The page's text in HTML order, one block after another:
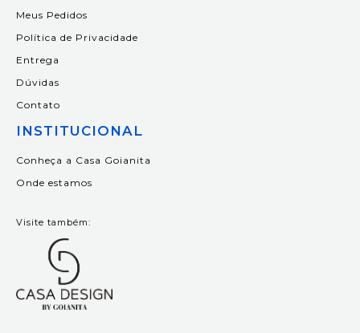
Meus Pedidos
Política de Privacidade
Entrega
Dúvidas
Contato
INSTITUCIONAL
Conheça a Casa Goianita
Onde estamos
Visite também: